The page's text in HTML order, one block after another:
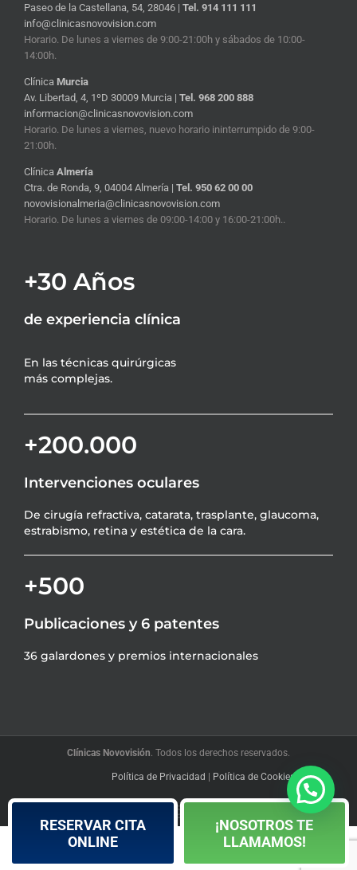
Paseo de la Castellana, 54, 28046 | Tel. 914 111 111
info@clinicasnovovision.com
Horario. De lunes a viernes de 9:00-21:00h y sábados de 10:00-
14:00h.
Clínica Murcia
Av. Libertad, 4, 1ºD 30009 Murcia | Tel. 968 200 888
informacion@clinicasnovovision.com
Horario. De lunes a viernes, nuevo horario ininterrumpido de 9:00-
21:00h.
Clínica Almería
Ctra. de Ronda, 9, 04004 Almería | Tel. 950 62 00 00
novovisionalmeria@clinicasnovovision.com
Horario. De lunes a viernes de 09:00-14:00 y 16:00-21:00h..
+30 Años
de experiencia clínica
En las técnicas quirúrgicas
más complejas.
+200.000
Intervenciones oculares
De cirugía refractiva, catarata, trasplante, glaucoma,
estrabismo, retina y estética de la cara.
+500
Publicaciones y 6 patentes
36 galardones y premios internacionales
Clínicas Novovisión . Todos los derechos reservados.
Política de Privacidad | Política de Cookies |Blog
RESERVAR CITA
ONLINE
¡NOSOTROS TE
LLAMAMOS!
YouTube